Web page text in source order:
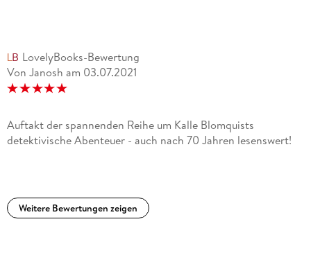
LovelyBooks-Bewertung
Von Janosh am 03.07.2021
Auftakt der spannenden Reihe um Kalle Blomquists
detektivische Abenteuer - auch nach 70 Jahren lesenswert!
Weitere Bewertungen zeigen